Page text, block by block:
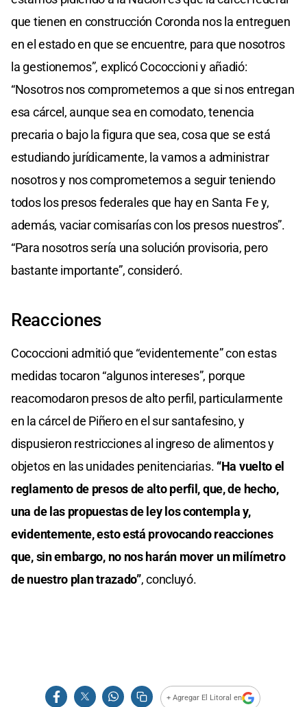
que tienen en construcción Coronda nos la entreguen
en el estado en que se encuentre, para que nosotros
la gestionemos”, explicó Cococcioni y añadió:
“Nosotros nos comprometemos a que si nos entregan
esa cárcel, aunque sea en comodato, tenencia
precaria o bajo la figura que sea, cosa que se está
estudiando jurídicamente, la vamos a administrar
nosotros y nos comprometemos a seguir teniendo
todos los presos federales que hay en Santa Fe y,
además, vaciar comisarías con los presos nuestros”.
“Para nosotros sería una solución provisoria, pero
bastante importante”, consideró.
Reacciones
Cococcioni admitió que “evidentemente” con estas
medidas tocaron “algunos intereses”, porque
reacomodaron presos de alto perfil, particularmente
en la cárcel de Piñero en el sur santafesino, y
dispusieron restricciones al ingreso de alimentos y
objetos en las unidades penitenciarias. “Ha vuelto el
reglamento de presos de alto perfil, que, de hecho,
una de las propuestas de ley los contempla y,
evidentemente, esto está provocando reacciones
que, sin embargo, no nos harán mover un milímetro
de nuestro plan trazado”, concluyó.
+ Agregar El Litoral en